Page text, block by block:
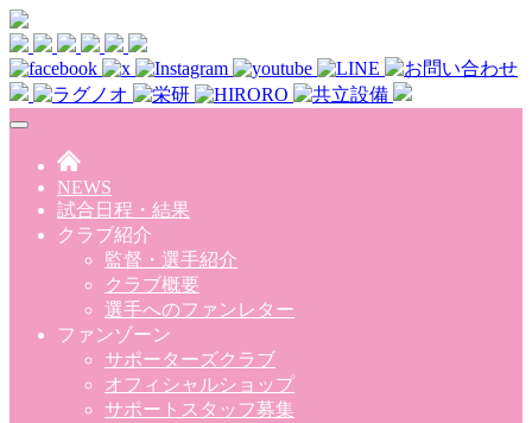
Skip to main content
NEWS
試合日程・結果
クラブ紹介
監督・選手紹介
クラブ概要
選手へのファンレター
ファンゾーン
サポーターズクラブ
オフィシャルショップ
サポートスタッフ募集